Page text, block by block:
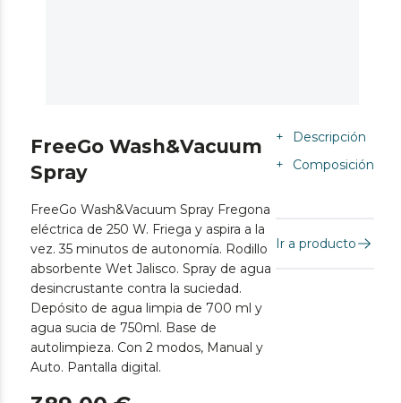
FreeGo Wash&Vacuum
Spray
FreeGo Wash&Vacuum Spray Fregona
eléctrica de 250 W. Friega y aspira a la
vez. 35 minutos de autonomía. Rodillo
absorbente Wet Jalisco. Spray de agua
desincrustante contra la suciedad.
Depósito de agua limpia de 700 ml y
agua sucia de 750ml. Base de
autolimpieza. Con 2 modos, Manual y
Auto. Pantalla digital.
+
Descripción
+
Composición
Ir a producto